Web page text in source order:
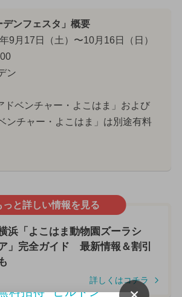
ンフェスタ」概要
9月17日（土）〜10月16日（日）
ン
ドベンチャー・よこはま」および
ンチャー・よこはま」は別途有料
っと詳しい情報を見る
浜「よこはま動物園ズーラシ
」完全ガイド 最新情報＆割引
も
詳しくはコチラ